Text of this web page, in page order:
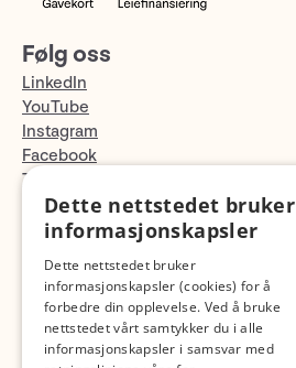
Følg oss
LinkedIn
YouTube
Instagram
Facebook
TikTok
Fotopodden
Dette nettstedet bruker
informasjonskapsler
Dette nettstedet bruker
informasjonskapsler (cookies) for å
forbedre din opplevelse. Ved å bruke
nettstedet vårt samtykker du i alle
informasjonskapsler i samsvar med